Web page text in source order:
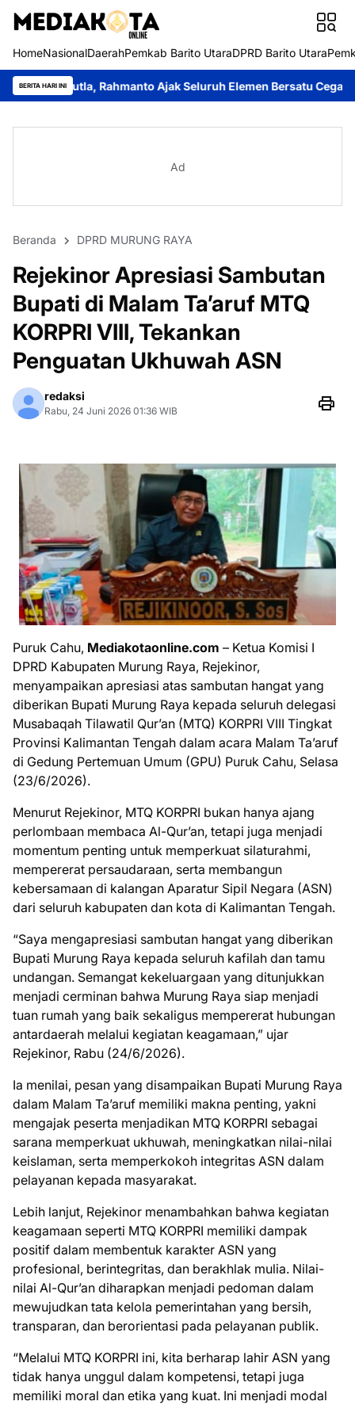
HomeNasionalDaerahPemkab Barito UtaraDPRD Barito Utara
BERITA HARI INIAjak Seluruh Elemen Bersatu Cegah Bencana Perkuat
Ad
Beranda DPRD MURUNG RAYA
Rejekinor Apresiasi Sambutan
Bupati di Malam Ta’aruf MTQ
KORPRI VIII, Tekankan
Penguatan Ukhuwah ASN
redaksi
Rabu, 24 Juni 2026 01:36 WIB
Puruk Cahu, Mediakotaonline.com – Ketua Komisi I
DPRD Kabupaten Murung Raya, Rejekinor,
menyampaikan apresiasi atas sambutan hangat yang
diberikan Bupati Murung Raya kepada seluruh delegasi
Musabaqah Tilawatil Qur’an (MTQ) KORPRI VIII Tingkat
Provinsi Kalimantan Tengah dalam acara Malam Ta’aruf
di Gedung Pertemuan Umum (GPU) Puruk Cahu, Selasa
(23/6/2026).
Menurut Rejekinor, MTQ KORPRI bukan hanya ajang
perlombaan membaca Al-Qur’an, tetapi juga menjadi
momentum penting untuk memperkuat silaturahmi,
mempererat persaudaraan, serta membangun
kebersamaan di kalangan Aparatur Sipil Negara (ASN)
dari seluruh kabupaten dan kota di Kalimantan Tengah.
“Saya mengapresiasi sambutan hangat yang diberikan
Bupati Murung Raya kepada seluruh kafilah dan tamu
undangan. Semangat kekeluargaan yang ditunjukkan
menjadi cerminan bahwa Murung Raya siap menjadi
tuan rumah yang baik sekaligus mempererat hubungan
antardaerah melalui kegiatan keagamaan,” ujar
Rejekinor, Rabu (24/6/2026).
Ia menilai, pesan yang disampaikan Bupati Murung Raya
dalam Malam Ta’aruf memiliki makna penting, yakni
mengajak peserta menjadikan MTQ KORPRI sebagai
sarana memperkuat ukhuwah, meningkatkan nilai-nilai
keislaman, serta memperkokoh integritas ASN dalam
pelayanan kepada masyarakat.
Lebih lanjut, Rejekinor menambahkan bahwa kegiatan
keagamaan seperti MTQ KORPRI memiliki dampak
positif dalam membentuk karakter ASN yang
profesional, berintegritas, dan berakhlak mulia. Nilai-
nilai Al-Qur’an diharapkan menjadi pedoman dalam
mewujudkan tata kelola pemerintahan yang bersih,
transparan, dan berorientasi pada pelayanan publik.
“Melalui MTQ KORPRI ini, kita berharap lahir ASN yang
tidak hanya unggul dalam kompetensi, tetapi juga
memiliki moral dan etika yang kuat. Ini menjadi modal